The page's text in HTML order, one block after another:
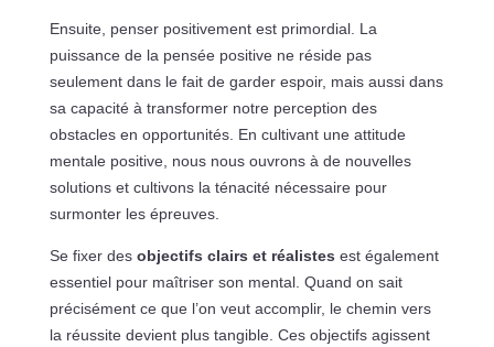
Ensuite, penser positivement est primordial. La
puissance de la pensée positive ne réside pas
seulement dans le fait de garder espoir, mais aussi dans
sa capacité à transformer notre perception des
obstacles en opportunités. En cultivant une attitude
mentale positive, nous nous ouvrons à de nouvelles
solutions et cultivons la ténacité nécessaire pour
surmonter les épreuves.
Se fixer des objectifs clairs et réalistes est également
essentiel pour maîtriser son mental. Quand on sait
précisément ce que l’on veut accomplir, le chemin vers
la réussite devient plus tangible. Ces objectifs agissent